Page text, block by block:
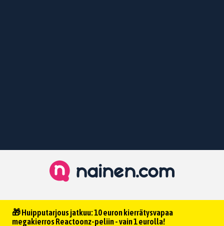
🎁 Huipputarjous jatkuu: 10 euron kierrätysvapaa
megakierros Reactoonz-peliin - vain 1 eurolla!